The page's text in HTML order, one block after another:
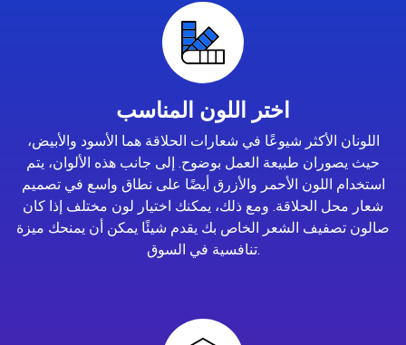
اختر اللون المناسب
اللونان الأكثر شيوعًا في شعارات الحلاقة هما الأسود والأبيض،
حيث يصوران طبيعة العمل بوضوح. إلى جانب هذه الألوان، يتم
استخدام اللون الأحمر والأزرق أيضًا على نطاق واسع في تصميم
شعار محل الحلاقة. ومع ذلك، يمكنك اختيار لون مختلف إذا كان
صالون تصفيف الشعر الخاص بك يقدم شيئًا يمكن أن يمنحك ميزة
تنافسية في السوق.